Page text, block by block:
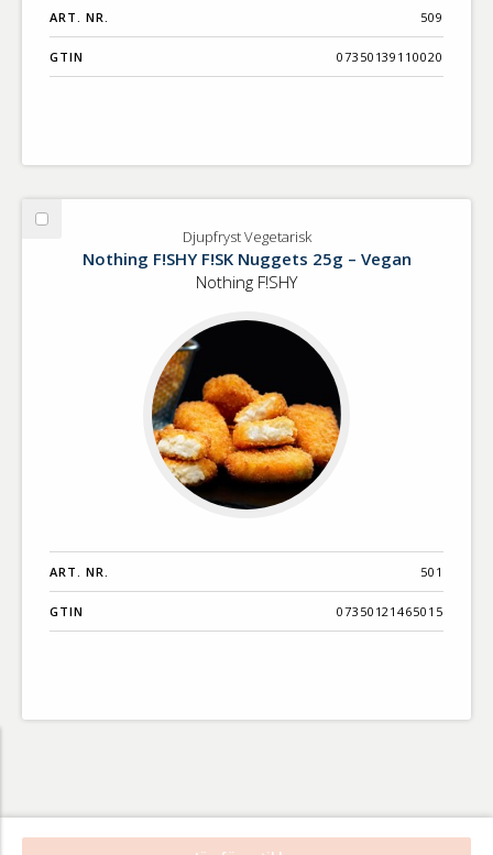
ART. NR. 509
GTIN 07350139110020
Välj
Vegetarisk
Djupfryst Vegetarisk
Nothing F!SHY F!SK Nuggets 25g – Vegan
Nothing F!SHY
ART. NR. 501
GTIN 07350121465015